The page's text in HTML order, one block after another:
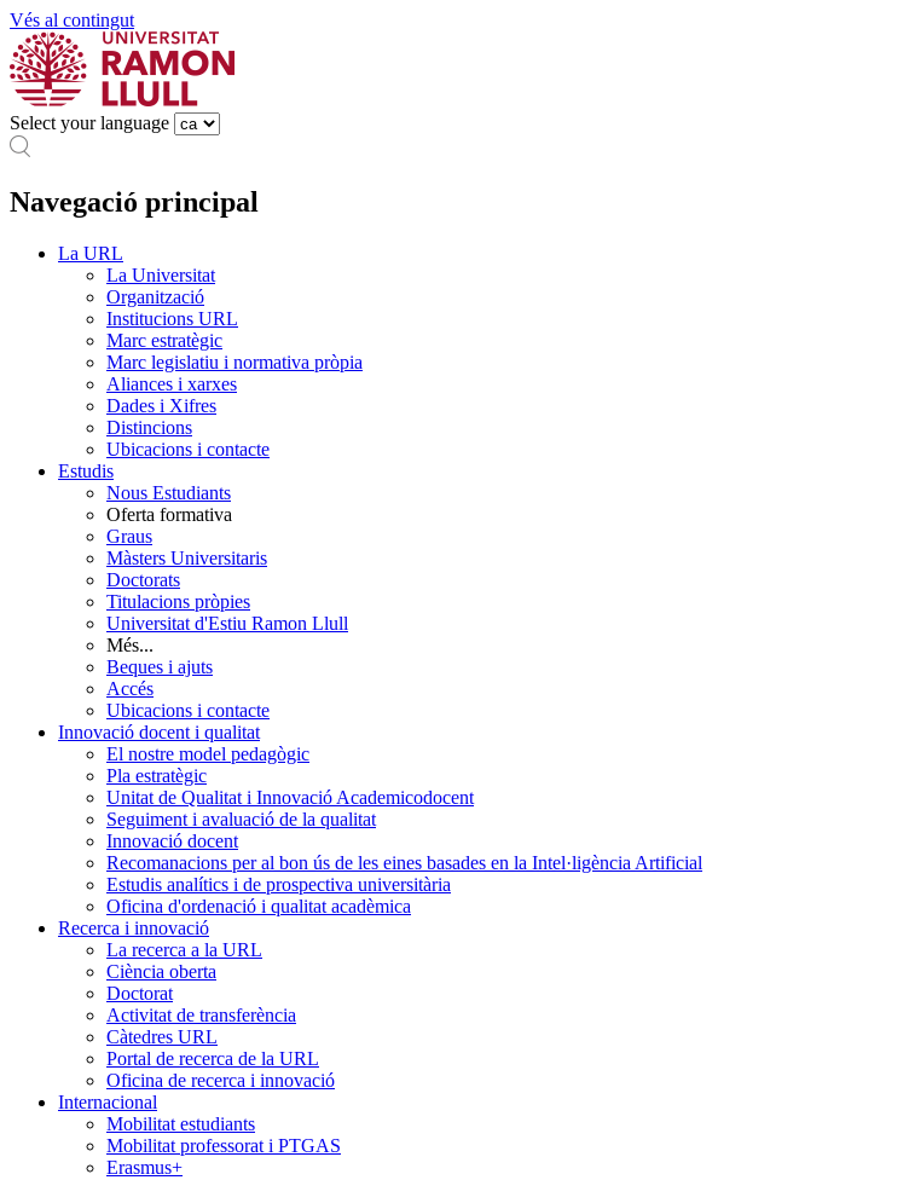
Vés al contingut
Select your language
Navegació principal
La URL
La Universitat
Organització
Institucions URL
Marc estratègic
Marc legislatiu i normativa pròpia
Aliances i xarxes
Dades i Xifres
Distincions
Ubicacions i contacte
Estudis
Nous Estudiants
Oferta formativa
Graus
Màsters Universitaris
Doctorats
Titulacions pròpies
Universitat d'Estiu Ramon Llull
Més...
Beques i ajuts
Accés
Ubicacions i contacte
Innovació docent i qualitat
El nostre model pedagògic
Pla estratègic
Unitat de Qualitat i Innovació Academicodocent
Seguiment i avaluació de la qualitat
Innovació docent
Recomanacions per al bon ús de les eines basades en la Intel·ligència Artificial
Estudis analítics i de prospectiva universitària
Oficina d'ordenació i qualitat acadèmica
Recerca i innovació
La recerca a la URL
Ciència oberta
Doctorat
Activitat de transferència
Càtedres URL
Portal de recerca de la URL
Oficina de recerca i innovació
Internacional
Mobilitat estudiants
Mobilitat professorat i PTGAS
Erasmus+